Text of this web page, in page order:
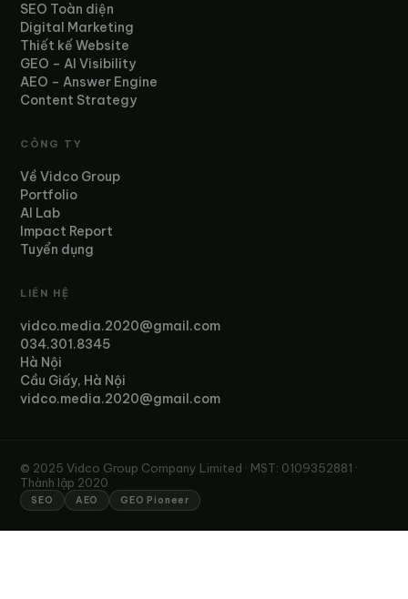
SEO Toàn diện
Digital Marketing
Thiết kế Website
GEO – AI Visibility
AEO – Answer Engine
Content Strategy
CÔNG TY
Về Vidco Group
Portfolio
AI Lab
Impact Report
Tuyển dụng
LIÊN HỆ
vidco.media.2020@gmail.com
034.301.8345
Hà Nội
Cầu Giấy, Hà Nội
vidco.media.2020@gmail.com
© 2025 Vidco Group Company Limited · MST: 0109352881 ·
Thành lập 2020
SEO AEO GEO Pioneer